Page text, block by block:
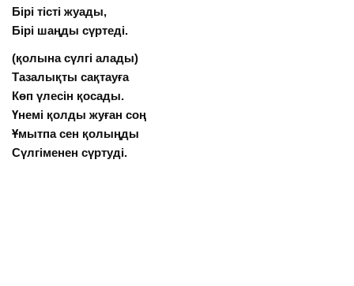
Бірі тісті жуады,
Бірі шаңды сүртеді.
(қолына сүлгі алады)
Тазалықты сақтауға
Көп үлесін қосады.
Үнемі қолды жуған соң
Ұмытпа сен қолыңды
Сүлгіменен сүртуді.